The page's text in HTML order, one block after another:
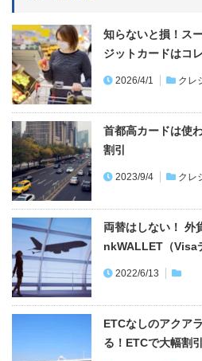
知らないと損！ス
ジットカードはコ
2026/4/1 クレ
首都高カードは使
割引
2023/9/4 クレ
両替はしない！ 外
nkWALLET（
2022/6/13
ETCなしのアクア
る！ETCで大幅割